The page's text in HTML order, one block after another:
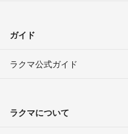
ガイド
ラクマ公式ガイド
ラクマについて